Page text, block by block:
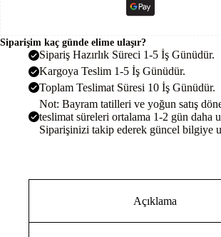
Siparişim kaç günde elime ulaşır?
Sipariş Hazırlık Süreci 1-5 İş Günüdür.
Kargoya Teslim 1-5 İş Günüdür.
Toplam Teslimat Süresi 10 İş Günüdür.
Not: Bayram tatilleri ve yoğun satış
teslimat süreleri ortalama 1-2 gün daha
Siparişinizi takip ederek güncel bilgiye
Açıklama